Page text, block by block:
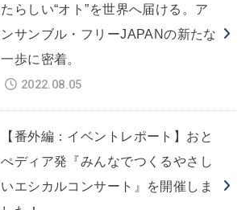
たらしい“オト”を世界へ届ける。ア
ンサンブル・フリーJAPANの新たな
一歩に密着。
2022.08.05
【番外編：イベントレポート】おと
ぺディア発『みんなでつくるやさし
いエシカルコンサート』を開催しま